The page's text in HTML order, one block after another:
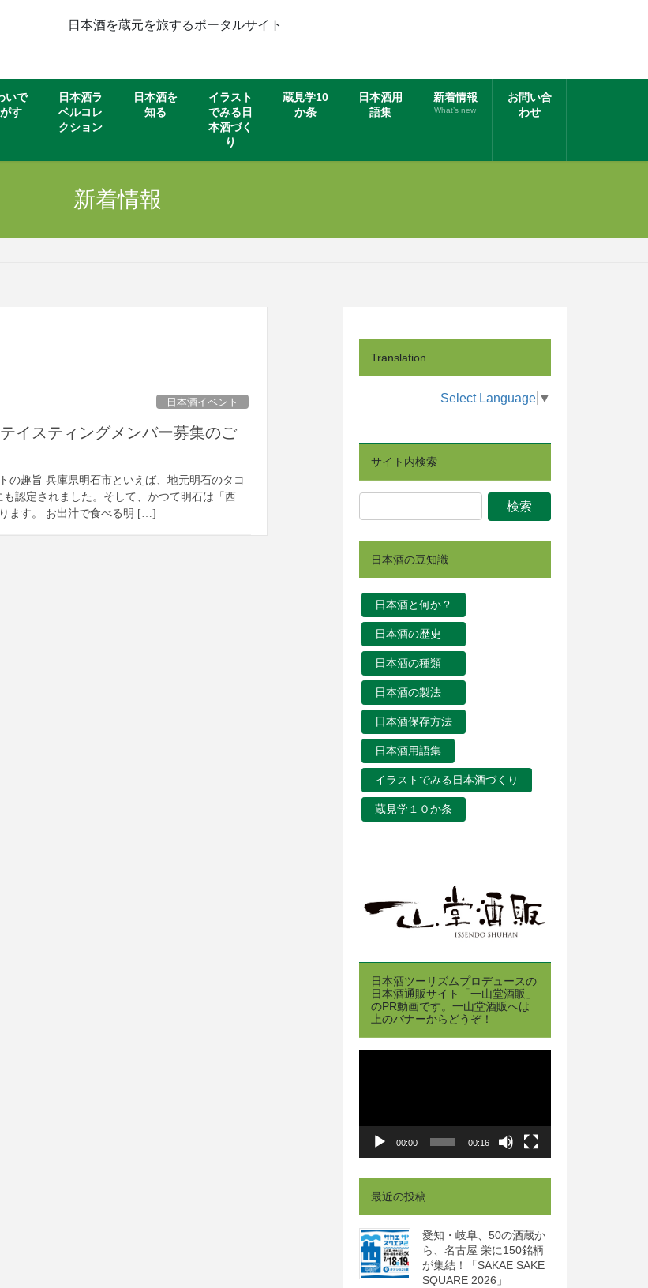
日本酒を蔵元を旅するポータルサイト
いで
す
日本酒ラ
ベルコレ
クション
日本酒を
知る
イラスト
でみる日
本酒づく
り
蔵見学10
か条
日本酒用
語集
新着情報
What’s new
お問い合
わせ
新着情報
日本酒イベント
イスティングメンバー募集のご
の趣旨 兵庫県明石市といえば、地元明石のタコ
認定されました。そして、かつて明石は「西
ます。 お出汁で食べる明 […]
Translation
Select Language ▼
サイト内検索
日本酒の豆知識
日本酒と何か？
日本酒の歴史
日本酒の種類
日本酒の製法
日本酒保存方法
日本酒用語集
イラストでみる日本酒づくり
蔵見学１０か条
日本酒ツーリズムプロデュースの
日本酒通販サイト「一山堂酒販」
のPR動画です。一山堂酒販へは
上のバナーからどうぞ！
00:00 00:16
最近の投稿
愛知・岐阜、50の酒蔵か
ら、名古屋 栄に150銘柄
が集結！「SAKAE SAKE
SQUARE 2026」